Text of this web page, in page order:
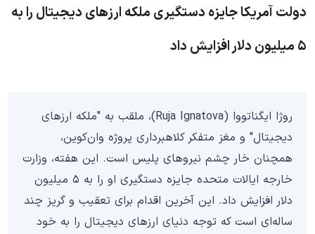
دولت آمریکا جایزه دستگیری ملکه ارزهای دیجیتال را به
۵ میلیون دلار افزایش داد
روژا ایگناتووا (Ruja Ignatova)، ملقب به "ملکه ارزهای
دیجیتال" و مغز متفکر کلاهبرداری پروژه وان‌کوین،
همچنان خار چشم نیروهای پلیس است. این هفته، وزارت
خارجه ایالات متحده جایزه دستگیری او را به ۵ میلیون
دلار افزایش داد. این آخرین اقدام برای تعقیب و گریز چند
ساله‌ای است که توجه دنیای ارزهای دیجیتال را به خود